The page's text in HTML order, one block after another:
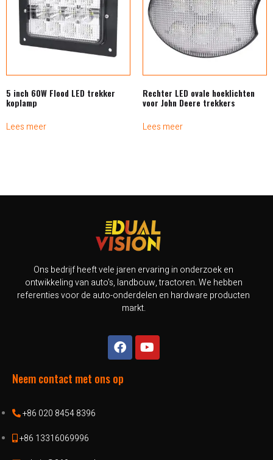
5 inch 60W Flood LED trekker
koplamp
Lees meer
Rechter LED ovale hoeklichten
voor John Deere trekkers
Lees meer
Ons bedrijf heeft vele jaren ervaring in onderzoek en
ontwikkeling van auto's, landbouw, tractoren. We hebben
referenties voor de auto-onderdelen en hardware producten
markt.
Neem contact met ons op
+86 020 8454 8396
+86 13316069996